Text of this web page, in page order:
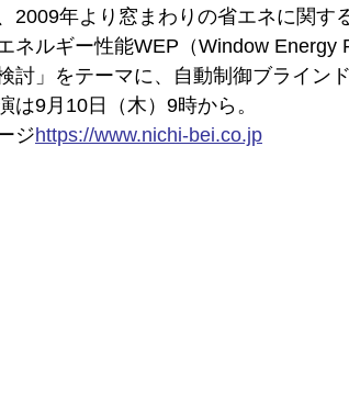
2009年より窓まわりの省エネに関す
ネルギー性能WEP（Window Energy
討」をテーマに、自動制御ブライン
は9月10日（木）9時から。
ジhttps://www.nichi-bei.co.jp